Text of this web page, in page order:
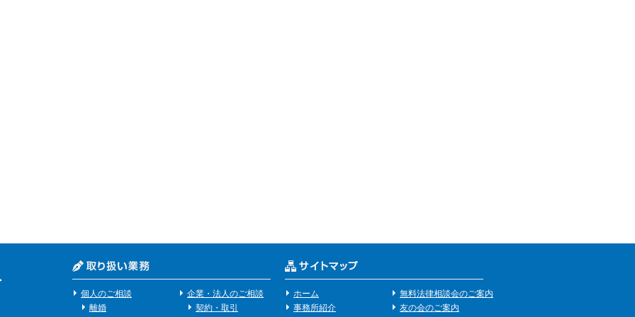
個人のご相談
離婚
企業・法人のご相談
契約・取引
ホーム
事務所紹介
無料法律相談会のご案内
友の会のご案内